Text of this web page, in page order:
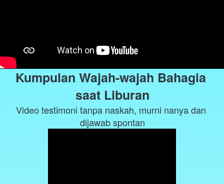
Kumpulan Wajah-wajah Bahagia
saat Liburan
Video testimoni tanpa naskah, murni nanya dan
dijawab spontan